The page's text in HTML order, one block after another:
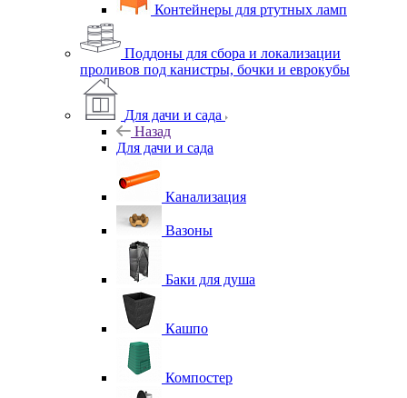
Контейнеры для ртутных ламп
Поддоны для сбора и локализации
проливов под канистры, бочки и еврокубы
Для дачи и сада
Назад
Для дачи и сада
Канализация
Вазоны
Баки для душа
Кашпо
Компостер